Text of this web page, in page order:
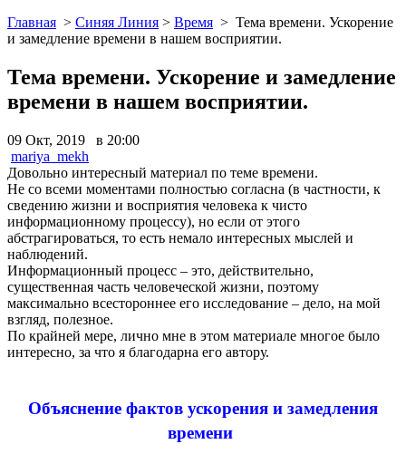
Главная > Синяя Линия > Время > Тема времени. Ускорение
и замедление времени в нашем восприятии.
Тема времени. Ускорение и замедление
времени в нашем восприятии.
09 Окт, 2019 в 20:00
mariya_mekh
Довольно интересный материал по теме времени.
Не со всеми моментами полностью согласна (в частности, к
сведению жизни и восприятия человека к чисто
информационному процессу), но если от этого
абстрагироваться, то есть немало интересных мыслей и
наблюдений.
Информационный процесс – это, действительно,
существенная часть человеческой жизни, поэтому
максимально всестороннее его исследование – дело, на мой
взгляд, полезное.
По крайней мере, лично мне в этом материале многое было
интересно, за что я благодарна его автору.
Объяснение фактов ускорения и замедления
времени